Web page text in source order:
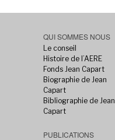
QUI SOMMES NOUS
Le conseil
Histoire de l’AERE
Fonds Jean Capart
Biographie de Jean
Capart
Bibliographie de Jean
Capart
PUBLICATIONS